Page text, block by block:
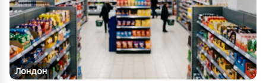
Лондон